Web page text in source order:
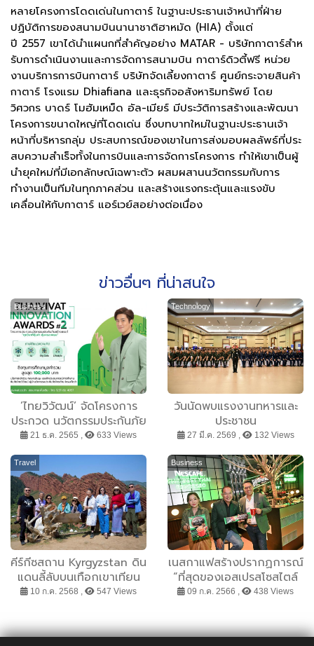
หลายโครงการโดดเด่นในกาตาร์ ในฐานะประธานเจ้าหน้าที่ฝ่าย
ปฏิบัติการของสนามบินนานาชาติฮาหมัด (HIA) ตั้งแต่
ปี 2557 เขาได้นําแผนกที่สําคัญอย่าง MATAR - บริษัทกาตาร์สําห
รับการดําเนินงานและการจัดการสนามบิน กาตาร์ดิวตี้ฟรี หน่วย
งานบริการการบินกาตาร์ บริษัทจัดเลี้ยงกาตาร์ ศูนย์กระจายสินค้า
กาตาร์ โรงแรม Dhiafiana และธุรกิจอสังหาริมทรัพย์ โดย
วิศวกร บาดร์ โมฮัมเหม็ด อัล-เมียร์ มีประวัติการสร้างและพัฒนา
โครงการขนาดใหญ่ที่โดดเด่น ซึ่งบทบาทใหม่ในฐานะประธานเจ้า
หน้าที่บริหารกลุ่ม ประสบการณ์ของเขาในการส่งมอบผลลัพธ์ที่ประ
สบความสําเร็จทั้งในการบินและการจัดการโครงการ ทําให้เขาเป็นผู้
นํายุคใหม่ที่มีเอกลักษณ์เฉพาะตัว ผสมผสานนวัตกรรมกับการ
ทำงานเป็นทีมในทุกภาคส่วน และสร้างแรงกระตุ้นและแรงขับ
เคลื่อนให้กับกาตาร์ แอร์เวย์สอย่างต่อเนื่อง
ข่าวอื่นๆ ที่น่าสนใจ
Business
’ไทยวิวัฒน์’ จัดโครงการ
ประกวด นวัตกรรมประกันภัย
สร้างสรรค์ ซีซั่น 2 ดึง 4
องค์กรชั้นนำสนับสนุน
21 ธ.ค. 2565 , 633 Views
Technology
วันนัดพบแรงงานทหารและ
ประชาชน
27 มี.ค. 2569 , 132 Views
Travel
คีร์กีซสถาน Kyrgyzstan ดิน
แดนลี้ลับบนเทือกเขาเทียน
ซานจนได้ชื่อว่า
10 ก.ค. 2568 , 547 Views
Business
เนสกาแฟสร้างปรากฏการณ์
“ที่สุดของเอสเปรสโซสไตล์
ไทย” ส่ง “เนสกาแฟ เบลนด์
ที่สุด พร้อมเนรมิต “เนสกา
09 ก.ค. 2566 , 438 Views